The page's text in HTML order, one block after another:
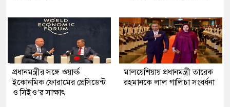
প্রধানমন্ত্রীর সঙ্গে ওয়ার্ল্ড
ইকোনমিক ফোরামের প্রেসিডেন্ট
ও সিইও’র সাক্ষাৎ
মালয়েশিয়ায় প্রধানমন্ত্রী তারেক
রহমানকে লাল গালিচা সংবর্ধনা